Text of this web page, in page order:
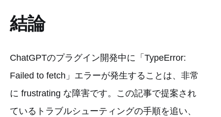
結論
ChatGPTのプラグイン開発中に「TypeError:
Failed to fetch」エラーが発生することは、非常
に frustrating な障害です。この記事で提案され
ているトラブルシューティングの手順を追い、